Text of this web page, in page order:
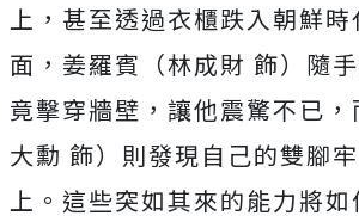
上， 甚至透過衣櫃跌入朝鮮
面，姜羅賓（林成財 飾）隨
竟擊穿牆壁，讓他震驚不已
大勳 飾）則發現自己的雙腳
上。 這些突如其來的能力將